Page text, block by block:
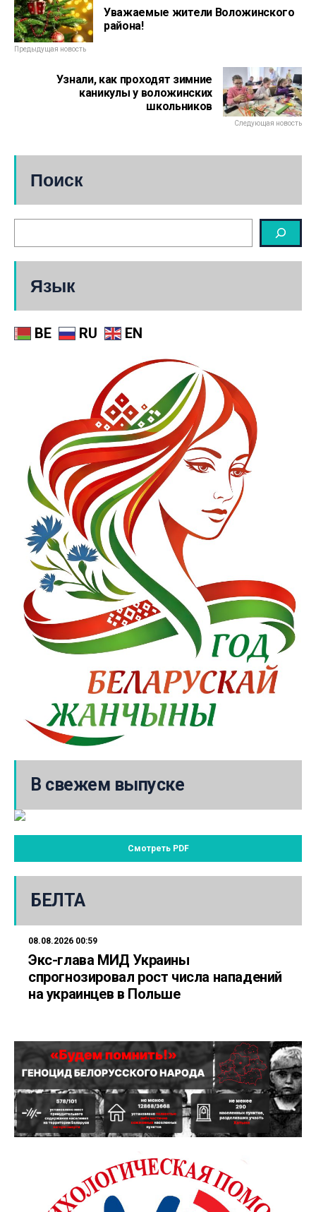
Уважаемые жители Воложинского
района!
Предыдущая новость
Узнали, как проходят зимние
каникулы у воложинских
школьников
Следующая новость
Поиск
Язык
BE RU EN
В свежем выпуске
Смотреть PDF
БЕЛТА
08.08.2026 00:59
Экс-глава МИД Украины
спрогнозировал рост числа нападений
на украинцев в Польше